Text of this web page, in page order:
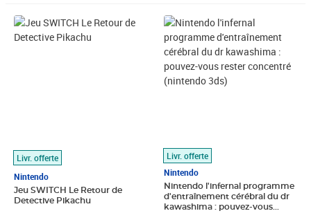
Livr. offerte
Nintendo
Jeu SWITCH Le Retour de
Detective Pikachu
Prix 57,85€
Livr. offerte
Nintendo
Nintendo l'infernal programme
d'entraînement cérébral du dr
kawashima : pouvez-vous
Prix 57,91€